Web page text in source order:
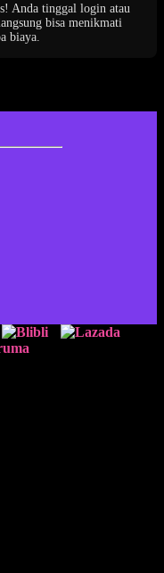
Anda tinggal login atau
bisa menikmati
biaya.